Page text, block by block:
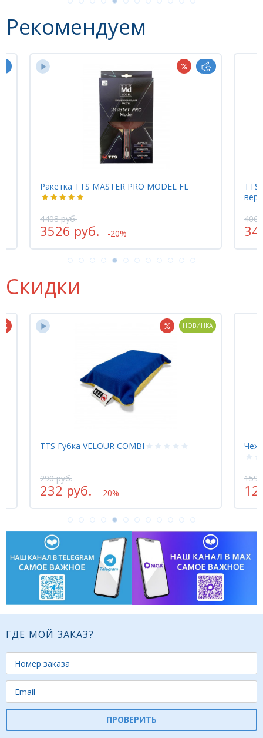
Рекомендуем
Ракетка TTS MASTER PRO MODEL FL
4408 руб.
3526 руб. -20%
406
Скидки
НОВИНКА
TTS Губка VELOUR COMBI
290 руб.
232 руб. -20%
ГДЕ МОЙ ЗАКАЗ?
ПРОВЕРИТЬ